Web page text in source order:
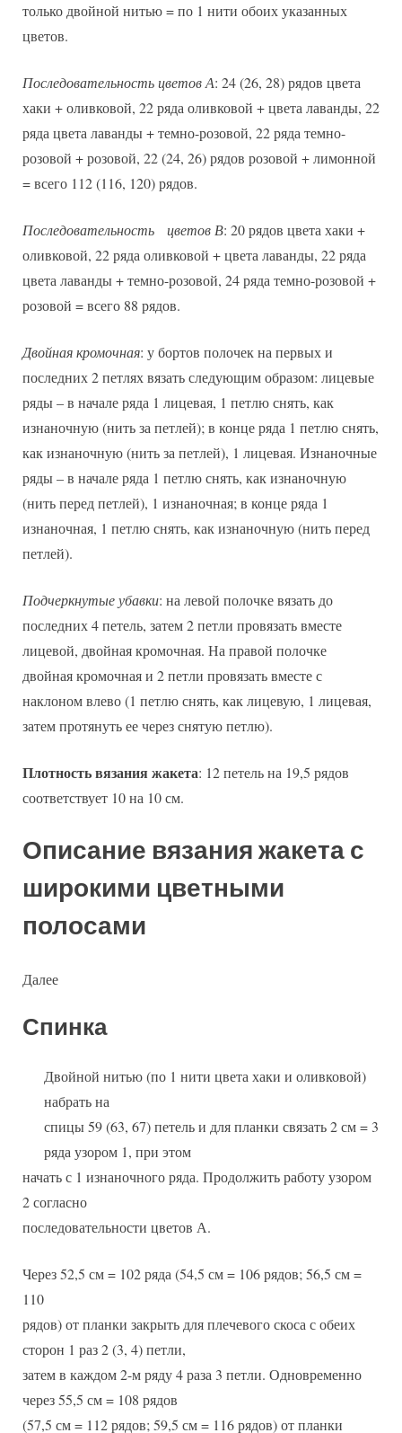
только двойной нитью = по 1 нити обоих указанных
цветов.
Последовательность цветов А: 24 (26, 28) рядов цвета
хаки + оливковой, 22 ряда оливковой + цвета лаванды, 22
ряда цвета лаванды + темно-розовой, 22 ряда темно-
розовой + розовой, 22 (24, 26) рядов розовой + лимонной
= всего 112 (116, 120) рядов.
Последовательность цветов В: 20 рядов цвета хаки +
оливковой, 22 ряда оливковой + цвета лаванды, 22 ряда
цвета лаванды + темно-розовой, 24 ряда темно-розовой +
розовой = всего 88 рядов.
Двойная кромочная: у бортов полочек на первых и
последних 2 петлях вязать следующим образом: лицевые
ряды – в начале ряда 1 лицевая, 1 петлю снять, как
изнаночную (нить за петлей); в конце ряда 1 петлю снять,
как изнаночную (нить за петлей), 1 лицевая. Изнаночные
ряды – в начале ряда 1 петлю снять, как изнаночную
(нить перед петлей), 1 изнаночная; в конце ряда 1
изнаночная, 1 петлю снять, как изнаночную (нить перед
петлей).
Подчеркнутые убавки: на левой полочке вязать до
последних 4 петель, затем 2 петли провязать вместе
лицевой, двойная кромочная. На правой полочке
двойная кромочная и 2 петли провязать вместе с
наклоном влево (1 петлю снять, как лицевую, 1 лицевая,
затем протянуть ее через снятую петлю).
Плотность вязания жакета: 12 петель на 19,5 рядов
соответствует 10 на 10 см.
Описание вязания жакета с
широкими цветными
полосами
Далее
Спинка
Двойной нитью (по 1 нити цвета хаки и оливковой)
набрать на
спицы 59 (63, 67) петель и для планки связать 2 см = 3
ряда узором 1, при этом
начать с 1 изнаночного ряда. Продолжить работу узором
2 согласно
последовательности цветов А.
Через 52,5 см = 102 ряда (54,5 см = 106 рядов; 56,5 см =
110
рядов) от планки закрыть для плечевого скоса с обеих
сторон 1 раз 2 (3, 4) петли,
затем в каждом 2-м ряду 4 раза 3 петли. Одновременно
через 55,5 см = 108 рядов
(57,5 см = 112 рядов; 59,5 см = 116 рядов) от планки